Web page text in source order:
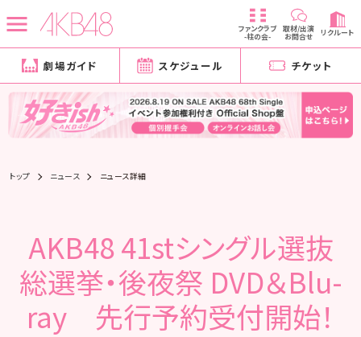
ファンクラブ
-柱の会-
取材/出演
お問合せ リクルート
劇場ガイド スケジュール チケット
トップ ニュース ニュース詳細
AKB48 41stシングル選抜
総選挙・後夜祭 DVD＆Blu-
ray 先行予約受付開始！